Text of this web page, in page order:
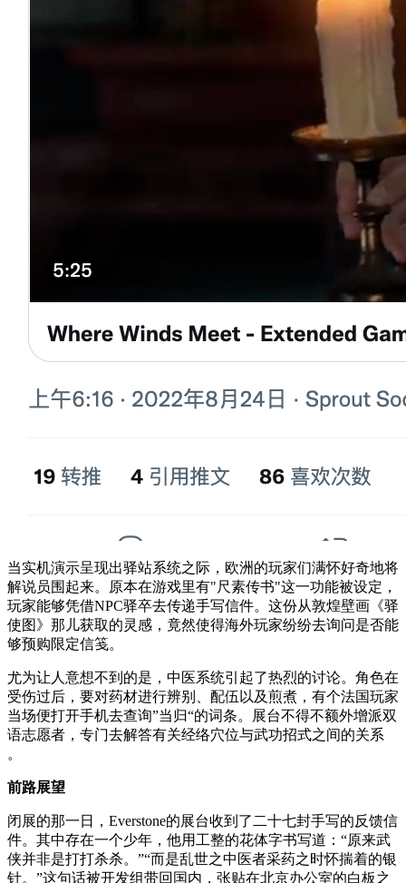
当实机演示呈现出驿站系统之际，欧洲的玩家们满怀好奇地将
解说员围起来。原本在游戏里有"尺素传书"这一功能被设定，
玩家能够凭借NPC驿卒去传递手写信件。这份从敦煌壁画《驿
使图》那儿获取的灵感，竟然使得海外玩家纷纷去询问是否能
够预购限定信笺。
尤为让人意想不到的是，中医系统引起了热烈的讨论。角色在
受伤过后，要对药材进行辨别、配伍以及煎煮，有个法国玩家
当场便打开手机去查询”当归“的词条。展台不得不额外增派双
语志愿者，专门去解答有关经络穴位与武功招式之间的关系
。
前路展望
闭展的那一日，Everstone的展台收到了二十七封手写的反馈信
件。其中存在一个少年，他用工整的花体字书写道：“原来武
侠并非是打打杀杀。”“而是乱世之中医者采药之时怀揣着的银
针。”这句话被开发组带回国内，张贴在北京办公室的白板之